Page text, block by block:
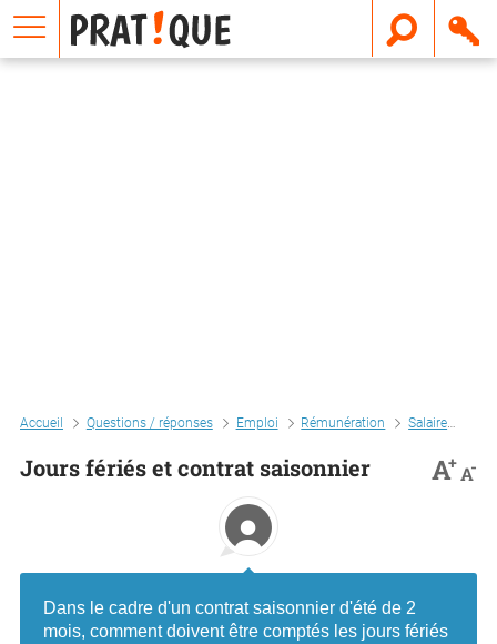
Accueil Questions / réponses Emploi Rémunération Salaire
Jours fériés et contrat saisonnier A+A-
Dans le cadre d'un contrat saisonnier d'été de 2
mois, comment doivent être comptés les jours fériés
E
m
a